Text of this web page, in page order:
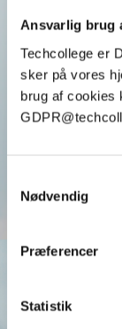
Ansvarlig brug
Techcollege er
sker på vores
brug af cookies
Nødvendig
Præferencer
Statistik
Fælles for dem
solid erfaring og
senere kan blive
arbejde med